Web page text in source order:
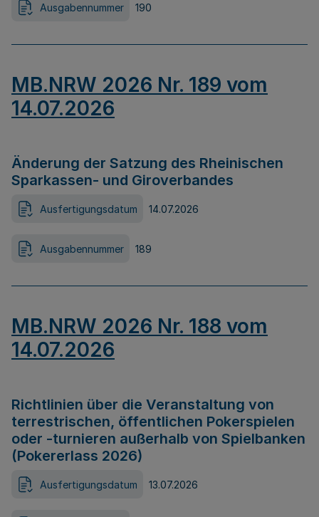
Ausgabennummer 190
MB.NRW 2026 Nr. 189 vom
14.07.2026
Änderung der Satzung des Rheinischen
Sparkassen- und Giroverbandes
Ausfertigungsdatum 14.07.2026
Ausgabennummer 189
MB.NRW 2026 Nr. 188 vom
14.07.2026
Richtlinien über die Veranstaltung von
terrestrischen, öffentlichen Pokerspielen
oder -turnieren außerhalb von Spielbanken
(Pokererlass 2026)
Ausfertigungsdatum 13.07.2026